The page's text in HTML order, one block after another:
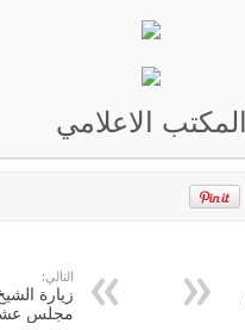
المكتب الاعلامي
التالي:
زيارة
مجلس